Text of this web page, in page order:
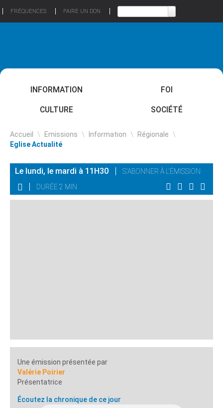
FRÉQUENCES FAIRE UN DON
INFORMATION FOI
CULTURE SOCIÉTÉ
Accueil \ Emissions \ Information \ Régionale \
Eglise Actualité
Le lundi, le mardi à 11H30
S'ABONNER À L'ÉMISSION
DURÉE 2 MIN
Une émission présentée par
Valérie Poirier
Présentatrice
Écoutez la chronique de ce jour